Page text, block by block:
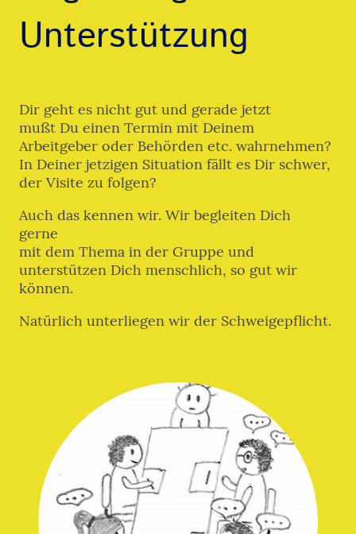
Unterstützung
Dir geht es nicht gut und gerade jetzt
mußt Du einen Termin mit Deinem
Arbeitgeber oder Behörden etc. wahrnehmen?
In Deiner jetzigen Situation fällt es Dir schwer,
der Visite zu folgen?
Auch das kennen wir. Wir begleiten Dich
gerne
mit dem Thema in der Gruppe und
unterstützen Dich menschlich, so gut wir
können.
Natürlich unterliegen wir der Schweigepflicht.